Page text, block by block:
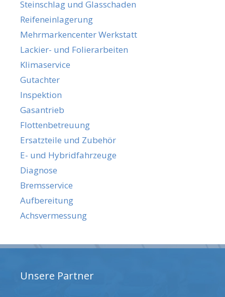
Steinschlag und Glasschaden
Reifeneinlagerung
Mehrmarkencenter Werkstatt
Lackier- und Folierarbeiten
Klimaservice
Gutachter
Inspektion
Gasantrieb
Flottenbetreuung
Ersatzteile und Zubehör
E- und Hybridfahrzeuge
Diagnose
Bremsservice
Aufbereitung
Achsvermessung
Unsere Partner